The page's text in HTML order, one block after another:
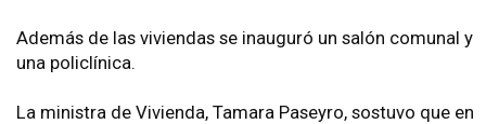
Además de las viviendas se inauguró un salón comunal y
una policlínica.
La ministra de Vivienda, Tamara Paseyro, sostuvo que en